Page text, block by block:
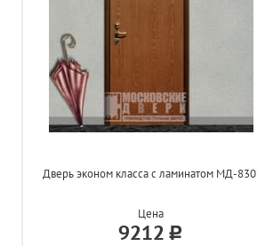
Дверь эконом класса с ламинатом МД-830
Цена
9212